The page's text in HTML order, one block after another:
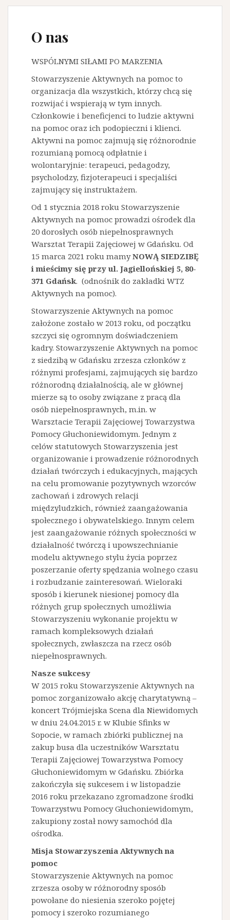
O nas
WSPÓLNYMI SIŁAMI PO MARZENIA
Stowarzyszenie Aktywnych na pomoc to
organizacja dla wszystkich, którzy chcą się
rozwijać i wspierają w tym innych.
Członkowie i beneficjenci to ludzie aktywni
na pomoc oraz ich podopieczni i klienci.
Aktywni na pomoc zajmują się różnorodnie
rozumianą pomocą odpłatnie i
wolontaryjnie: terapeuci, pedagodzy,
psycholodzy, fizjoterapeuci i specjaliści
zajmujący się instruktażem.
Od 1 stycznia 2018 roku Stowarzyszenie
Aktywnych na pomoc prowadzi ośrodek dla
20 dorosłych osób niepełnosprawnych
Warsztat Terapii Zajęciowej w Gdańsku. Od
15 marca 2021 roku mamyNOWĄ SIEDZIBĘ
i mieścimy się przy ul. Jagiellońskiej 5, 80-
371 Gdańsk. (odnośnik do zakładki WTZ
Aktywnych na pomoc).
Stowarzyszenie Aktywnych na pomoc
założone zostało w 2013 roku, od początku
szczyci się ogromnym doświadczeniem
kadry. Stowarzyszenie Aktywnych na pomoc
z siedzibą w Gdańsku zrzesza członków z
różnymi profesjami, zajmujących się bardzo
różnorodną działalnością, ale w głównej
mierze są to osoby związane z pracą dla
osób niepełnosprawnych, m.in. w
Warsztacie Terapii Zajęciowej Towarzystwa
Pomocy Głuchoniewidomym. Jednym z
celów statutowych Stowarzyszenia jest
organizowanie i prowadzenie różnorodnych
działań twórczych i edukacyjnych, mających
na celu promowanie pozytywnych wzorców
zachowań i zdrowych relacji
międzyludzkich, również zaangażowania
społecznego i obywatelskiego. Innym celem
jest zaangażowanie różnych społeczności w
działalność twórczą i upowszechnianie
modelu aktywnego stylu życia poprzez
poszerzanie oferty spędzania wolnego czasu
i rozbudzanie zainteresowań. Wieloraki
sposób i kierunek niesionej pomocy dla
różnych grup społecznych umożliwia
Stowarzyszeniu wykonanie projektu w
ramach kompleksowych działań
społecznych, zwłaszcza na rzecz osób
niepełnosprawnych.
Nasze sukcesy
W 2015 roku Stowarzyszenie Aktywnych na
pomoc zorganizowało akcję charytatywną –
koncert Trójmiejska Scena dla Niewidomych
w dniu 24.04.2015 r. w Klubie Sfinks w
Sopocie, w ramach zbiórki publicznej na
zakup busa dla uczestników Warsztatu
Terapii Zajęciowej Towarzystwa Pomocy
Głuchoniewidomym w Gdańsku. Zbiórka
zakończyła się sukcesem i w listopadzie
2016 roku przekazano zgromadzone środki
Towarzystwu Pomocy Głuchoniewidomym,
zakupiony został nowy samochód dla
ośrodka.
Misja Stowarzyszenia Aktywnych na
pomoc
Stowarzyszenie Aktywnych na pomoc
zrzesza osoby w różnorodny sposób
powołane do niesienia szeroko pojętej
pomocy i szeroko rozumianego